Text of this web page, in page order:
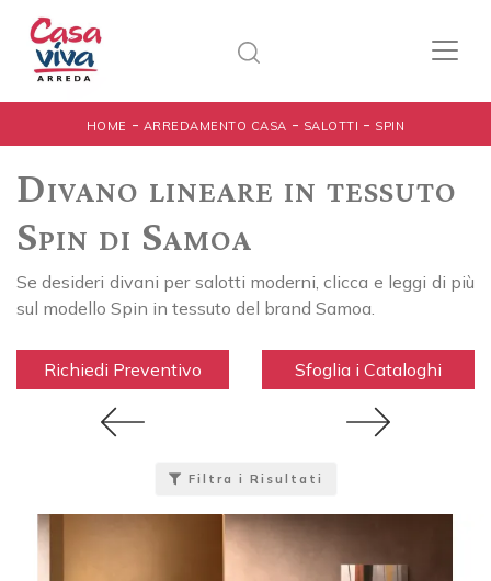
HOME - ARREDAMENTO CASA - SALOTTI - SPIN
Divano lineare in tessuto
Spin di Samoa
Se desideri divani per salotti moderni, clicca e leggi di più
sul modello Spin in tessuto del brand Samoa.
Richiedi Preventivo Sfoglia i Cataloghi
Filtra i Risultati